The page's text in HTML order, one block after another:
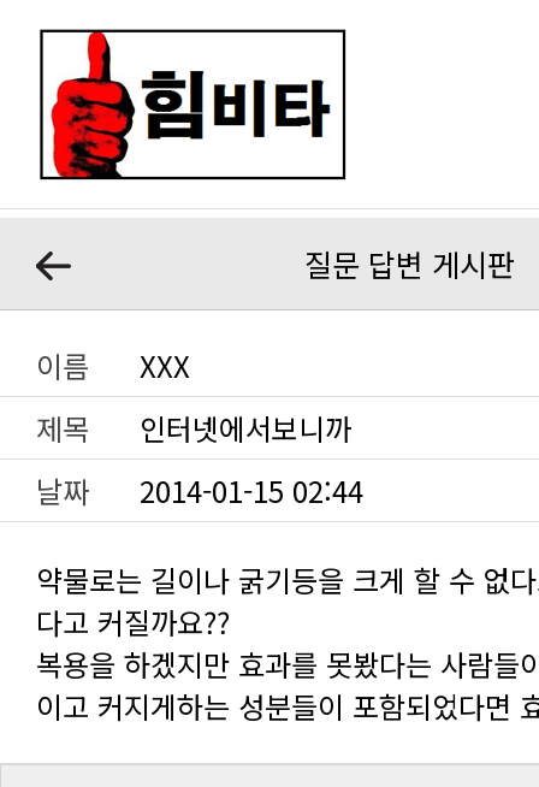
질문 답변 게시판
이름
XXX
제목
인터넷에서보니까
날짜
2014-01-15 02:44
다고 커질까요??
이고 커지게하는 성분들이 포함되었다면